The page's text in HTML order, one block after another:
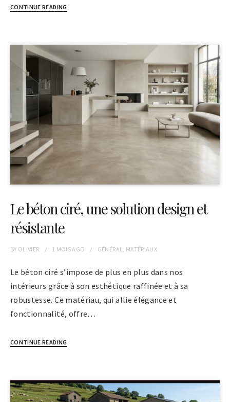
CONTINUE READING
Le béton ciré, une solution design et
résistante
BY OLIVIER 1 MOISAGO GÉNÉRAL, MATÉRIAUX
Le béton ciré s’impose de plus en plus dans nos
intérieurs grâce à son esthétique raffinée et à sa
robustesse. Ce matériau, qui allie élégance et
fonctionnalité, offre…
CONTINUE READING